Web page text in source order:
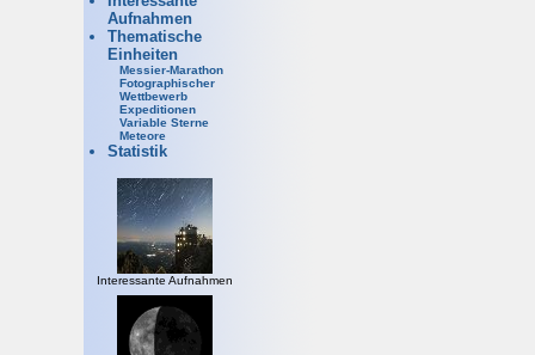
Aufnahmen
Thematische
Einheiten
Messier-Marathon
Fotographischer
Wettbewerb
Expeditionen
Variable Sterne
Meteore
Statistik
Interessante Aufnahmen